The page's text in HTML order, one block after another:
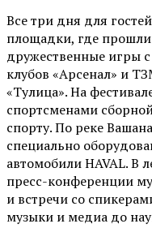
Все три дня для
площадки, где
дружественные игры
клубов «Арсенал» и
«Тулица». На
спортсменами
спорту. По реке
специально
автомобили HAVAL. В
пресс-конференции
и встречи со
музыки и медиа до